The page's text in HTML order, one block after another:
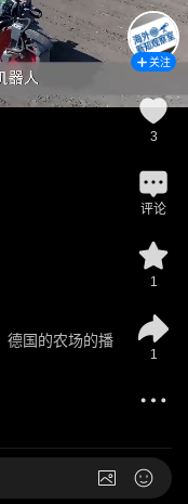
德国的农场的播
关注
3
评论
1
1